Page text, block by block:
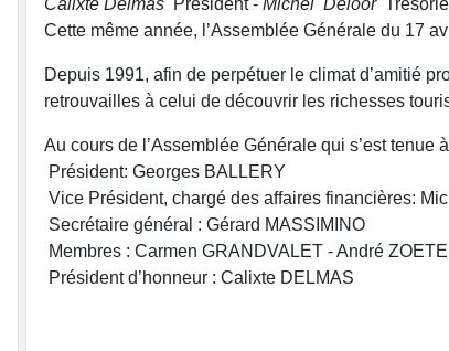
Cette même année, l’Assemblée Générale du 17
Depuis 1991, afin de perpétuer le climat d’amitié
retrouvailles à celui de découvrir les richesses
Au cours de l’Assemblée Générale qui s’est
Président: Georges BALLERY
Vice Président, chargé des affaires financières:
Secrétaire général : Gérard MASSIMINO
Membres : Carmen GRANDVALET - André ZOETE
Président d’honneur : Calixte DELMAS